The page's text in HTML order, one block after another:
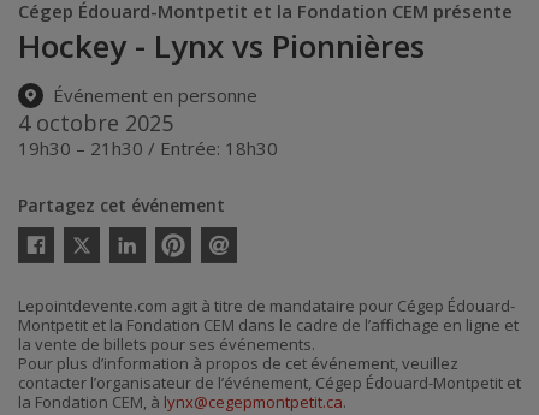
Cégep Édouard-Montpetit et la Fondation CEM présente
Hockey - Lynx vs Pionnières
Événement en personne
4 octobre 2025
19h30 – 21h30 / Entrée: 18h30
Partagez cet événement
Twitter
courriel
Lepointdevente.com agit à titre de mandataire pour Cégep Édouard-
Montpetit et la Fondation CEM dans le cadre de l’affichage en ligne et
la vente de billets pour ses événements.
Pour plus d’information à propos de cet événement, veuillez
contacter l’organisateur de l’événement, Cégep Édouard-Montpetit et
la Fondation CEM, à lynx@cegepmontpetit.ca.